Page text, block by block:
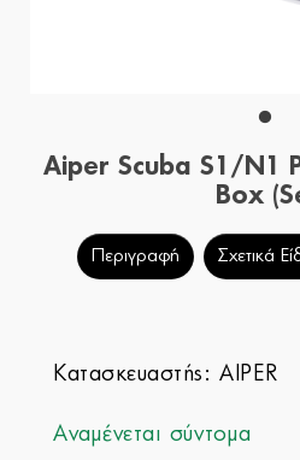
Aiper Scuba S1/N1
Box
Περιγραφή Σχετικά
Κατασκευαστής:AIPER
Αναμένεται σύντομα